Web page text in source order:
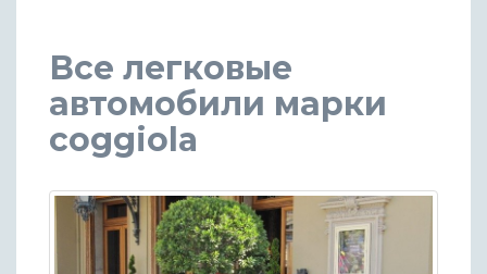
Все легковые
автомобили марки
coggiola